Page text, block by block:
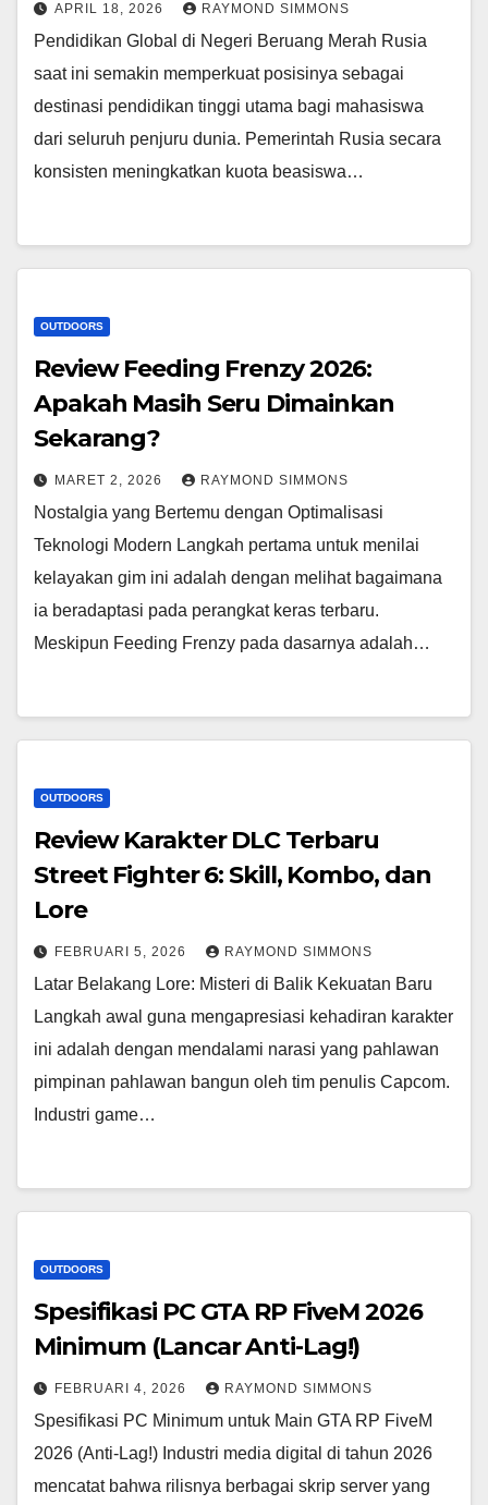
APRIL 18, 2026 RAYMOND SIMMONS
Pendidikan Global di Negeri Beruang Merah Rusia
saat ini semakin memperkuat posisinya sebagai
destinasi pendidikan tinggi utama bagi mahasiswa
dari seluruh penjuru dunia. Pemerintah Rusia secara
konsisten meningkatkan kuota beasiswa…
OUTDOORS
Review Feeding Frenzy 2026:
Apakah Masih Seru Dimainkan
Sekarang?
MARET 2, 2026 RAYMOND SIMMONS
Nostalgia yang Bertemu dengan Optimalisasi
Teknologi Modern Langkah pertama untuk menilai
kelayakan gim ini adalah dengan melihat bagaimana
ia beradaptasi pada perangkat keras terbaru.
Meskipun Feeding Frenzy pada dasarnya adalah…
OUTDOORS
Review Karakter DLC Terbaru
Street Fighter 6: Skill, Kombo, dan
Lore
FEBRUARI 5, 2026 RAYMOND SIMMONS
Latar Belakang Lore: Misteri di Balik Kekuatan Baru
Langkah awal guna mengapresiasi kehadiran karakter
ini adalah dengan mendalami narasi yang pahlawan
pimpinan pahlawan bangun oleh tim penulis Capcom.
Industri game…
OUTDOORS
Spesifikasi PC GTA RP FiveM 2026
Minimum (Lancar Anti-Lag!)
FEBRUARI 4, 2026 RAYMOND SIMMONS
Spesifikasi PC Minimum untuk Main GTA RP FiveM
2026 (Anti-Lag!) Industri media digital di tahun 2026
mencatat bahwa rilisnya berbagai skrip server yang